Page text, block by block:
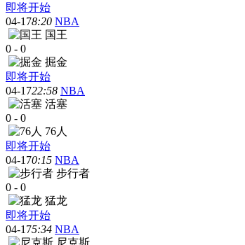
即将开始
04-178:20 NBA
国王
0 - 0
掘金
即将开始
04-1722:58 NBA
活塞
0 - 0
76人
即将开始
04-170:15 NBA
步行者
0 - 0
猛龙
即将开始
04-175:34 NBA
尼克斯